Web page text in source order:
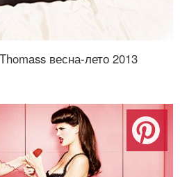
весна-лето 2013